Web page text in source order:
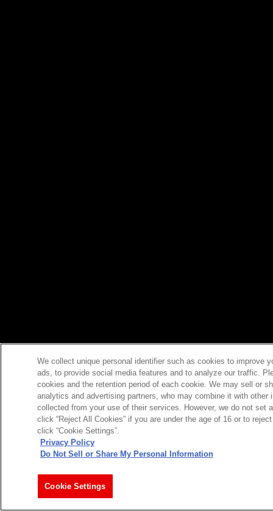
We collect unique personal identifier such as cookies to improve
ads, to provide social media features and to analyze our traffic.
cookies and the retention period of each cookie. We may sell or
analytics and advertising partners, who may combine it with
collected from your use of their services. However, we do not set
click “Reject All Cookies” if you are under the age of 16 or to
click “Cookie Settings”.
Privacy Policy
Do Not Sell or Share My Personal Information
Cookie Settings